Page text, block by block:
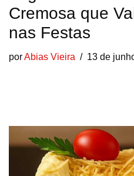
Cremosa que
nas Festas
porAbias Vieira 13 de